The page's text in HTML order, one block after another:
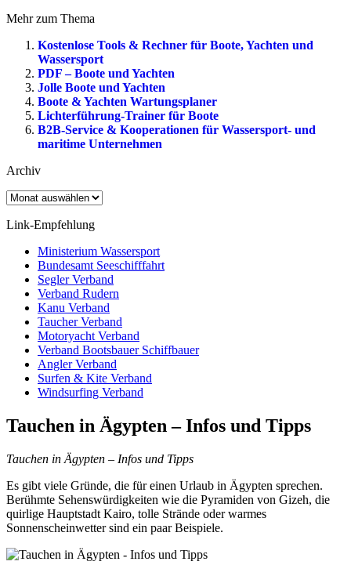
Mehr zum Thema
Kostenlose Tools & Rechner für Boote, Yachten und
Wassersport
PDF – Boote und Yachten
Jolle Boote und Yachten
Boote & Yachten Wartungsplaner
Lichterführung-Trainer für Boote
B2B-Service & Kooperationen für Wassersport- und
maritime Unternehmen
Archiv
Archiv
Link-Empfehlung
Ministerium Wassersport
Bundesamt Seeschifffahrt
Segler Verband
Verband Rudern
Kanu Verband
Taucher Verband
Motoryacht Verband
Verband Bootsbauer Schiffbauer
Angler Verband
Surfen & Kite Verband
Windsurfing Verband
Tauchen in Ägypten – Infos und Tipps
Tauchen in Ägypten – Infos und Tipps
Es gibt viele Gründe, die für einen Urlaub in Ägypten sprechen.
Berühmte Sehenswürdigkeiten wie die Pyramiden von Gizeh, die
quirlige Hauptstadt Kairo, tolle Strände oder warmes
Sonnenscheinwetter sind ein paar Beispiele.